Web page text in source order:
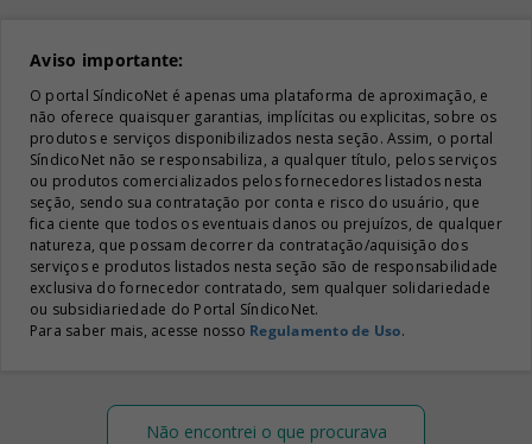
Aviso importante:
O portal SíndicoNet é apenas uma plataforma de aproximação, e
não oferece quaisquer garantias, implícitas ou explicitas, sobre os
produtos e serviços disponibilizados nesta seção. Assim, o portal
SíndicoNet não se responsabiliza, a qualquer título, pelos serviços
ou produtos comercializados pelos fornecedores listados nesta
seção, sendo sua contratação por conta e risco do usuário, que
fica ciente que todos os eventuais danos ou prejuízos, de qualquer
natureza, que possam decorrer da contratação/aquisição dos
serviços e produtos listados nesta seção são de responsabilidade
exclusiva do fornecedor contratado, sem qualquer solidariedade
ou subsidiariedade do Portal SíndicoNet.
Para saber mais, acesse nosso Regulamento de Uso.
Não encontrei o que procurava